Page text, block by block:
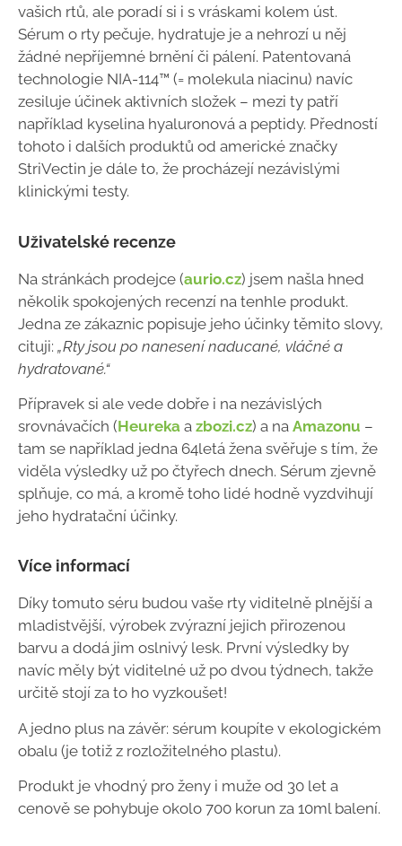
vašich rtů, ale poradí si i s vráskami kolem úst.
Sérum o rty pečuje, hydratuje je a nehrozí u něj
žádné nepříjemné brnění či pálení. Patentovaná
technologie NIA-114™ (= molekula niacinu) navíc
zesiluje účinek aktivních složek – mezi ty patří
například kyselina hyaluronová a peptidy. Předností
tohoto i dalších produktů od americké značky
StriVectin je dále to, že procházejí nezávislými
klinickými testy.
Uživatelské recenze
Na stránkách prodejce (aurio.cz) jsem našla hned
několik spokojených recenzí na tenhle produkt.
Jedna ze zákaznic popisuje jeho účinky těmito slovy,
cituji: „Rty jsou po nanesení naducané, vláčné a
hydratované.“
Přípravek si ale vede dobře i na nezávislých
srovnávačích (Heureka a zbozi.cz) a na Amazonu –
tam se například jedna 64letá žena svěřuje s tím, že
viděla výsledky už po čtyřech dnech. Sérum zjevně
splňuje, co má, a kromě toho lidé hodně vyzdvihují
jeho hydratační účinky.
Více informací
Díky tomuto séru budou vaše rty viditelně plnější a
mladistvější, výrobek zvýrazní jejich přirozenou
barvu a dodá jim oslnivý lesk. První výsledky by
navíc měly být viditelné už po dvou týdnech, takže
určitě stojí za to ho vyzkoušet!
A jedno plus na závěr: sérum koupíte v ekologickém
obalu (je totiž z rozložitelného plastu).
Produkt je vhodný pro ženy i muže od 30 let a
cenově se pohybuje okolo 700 korun za 10ml balení.